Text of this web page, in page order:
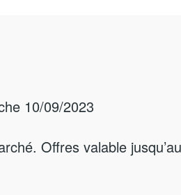
10/09/2023
Offres valable